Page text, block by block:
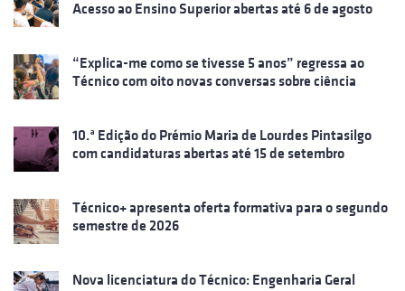
Acesso ao Ensino Superior abertas até 6 de agosto
“Explica-me como se tivesse 5 anos” regressa ao
Técnico com oito novas conversas sobre ciência
10.ª Edição do Prémio Maria de Lourdes Pintasilgo
com candidaturas abertas até 15 de setembro
Técnico+ apresenta oferta formativa para o segundo
semestre de 2026
Nova licenciatura do Técnico: Engenharia Geral